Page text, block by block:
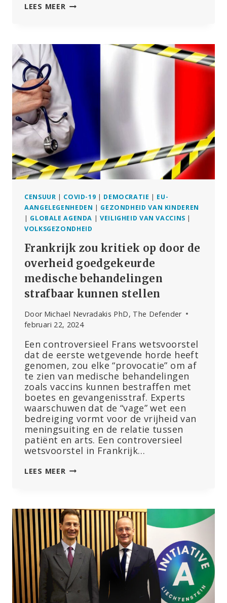
LEES MEER NIEUWE
VACCINPRODUCENTEN
SCHADE
EN
STERFGEVALLEN
CENSUUR | COVID-19 | DEMOCRATIE | EU-
AANGELEGENHEDEN | GEZONDHEID VAN KINDEREN
| GLOBALE AGENDA | VEILIGHEID VAN VACCINS |
VOLKSGEZONDHEID
Frankrijk zou kritiek op door de
overheid goedgekeurde
medische behandelingen
strafbaar kunnen stellen
Door Michael Nevradakis PhD, The Defender
februari 22, 2024
Een controversieel Frans wetsvoorstel
dat de eerste wetgevende horde heeft
genomen, zou elke “provocatie” om af
te zien van medische behandelingen
zoals vaccins kunnen bestraffen met
boetes en gevangenisstraf. Experts
waarschuwen dat de “vage” wet een
bedreiging vormt voor de vrijheid van
meningsuiting en de relatie tussen
patiënt en arts. Een controversieel
wetsvoorstel in Frankrijk…
LEES MEER FRANKRIJK
DOOR
DE
OVERHEID
GOEDGEKEURDE
MEDISCHE
BEHANDELINGEN
STRAFBAAR
KUNNEN
STELLEN